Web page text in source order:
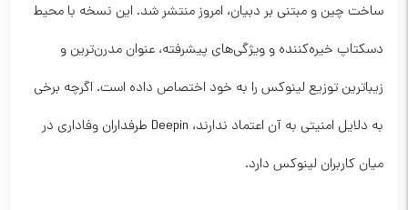
ساخت چین و مبتنی بر دبیان، امروز منتشر شد. این نسخه با محیط
دسکتاپ خیره‌کننده و ویژگی‌های پیشرفته، عنوان مدرن‌ترین و
زیباترین توزیع لینوکس را به خود اختصاص داده است. اگرچه برخی
به دلایل امنیتی به آن اعتماد ندارند، Deepin طرفداران وفاداری در
میان کاربران لینوکس دارد.